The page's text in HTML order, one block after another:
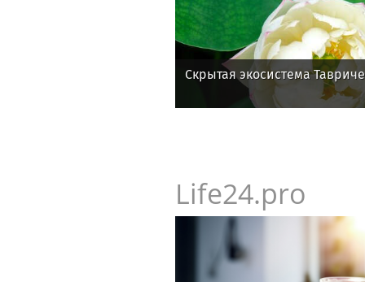
Скрытая экосистема
Life24.pro